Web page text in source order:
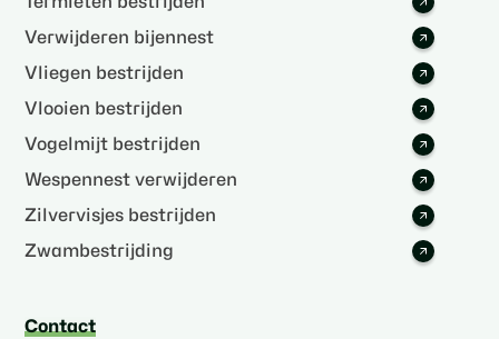
Verwijderen bijennest
Vliegen bestrijden
Vlooien bestrijden
Vogelmijt bestrijden
Wespennest verwijderen
Zilvervisjes bestrijden
Zwambestrijding
Contact